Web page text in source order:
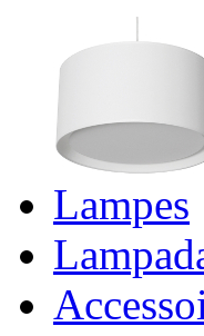
Lampes